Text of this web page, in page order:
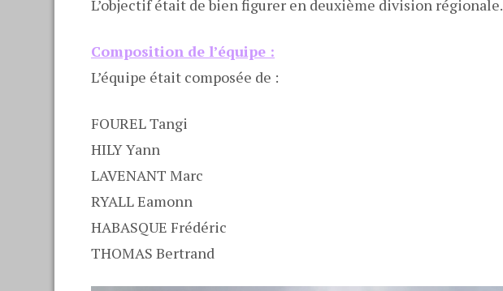
L’objectif était de bien figurer en deuxième division régionale.
Composition de l’équipe :
L’équipe était composée de :
FOUREL Tangi
HILY Yann
LAVENANT Marc
RYALL Eamonn
HABASQUE Frédéric
THOMAS Bertrand